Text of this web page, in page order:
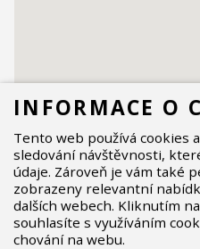
INFORMACE O
Tento web používá cookies
sledování návštěvnosti,
údaje. Zároveň je vám také
zobrazeny relevantní
dalších webech. Kliknutím
souhlasíte s využíváním
chování na webu.